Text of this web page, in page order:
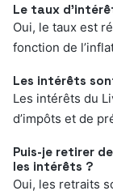
Le taux
Oui, le taux est
fonction de
Les intérêts
Les intérêts du
d’impôts et de
Puis-je retirer
les intérêts ?
Oui, les retraits